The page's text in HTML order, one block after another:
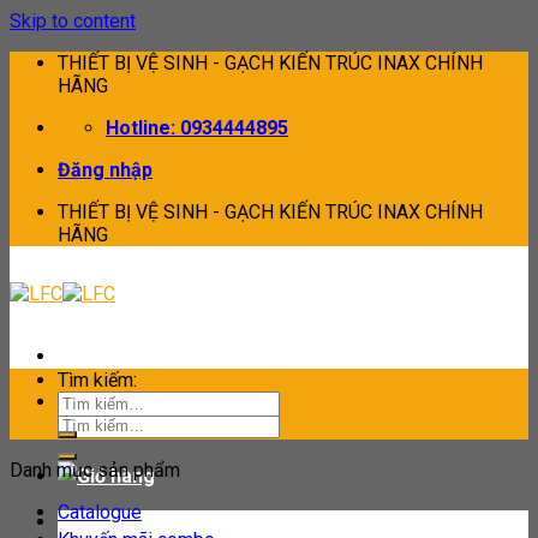
Skip to content
THIẾT BỊ VỆ SINH - GẠCH KIẾN TRÚC INAX CHÍNH
HÃNG
Hotline: 0934444895
Đăng nhập
THIẾT BỊ VỆ SINH - GẠCH KIẾN TRÚC INAX CHÍNH
HÃNG
Tìm kiếm:
Tìm kiếm:
Danh mục sản phẩm
Catalogue